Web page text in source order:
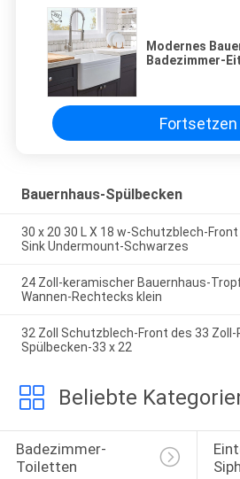
Modernes
Badezimmer-
Fortsetzen
Bauernhaus-Spülbecken
30 x 20 30 L X 18 w-Schutzblech-
Sink Undermount-Schwarzes
24 Zoll-keramischer Bauernhaus-
Wannen-Rechtecks klein
32 Zoll Schutzblech-Front des 33
Spülbecken-33 x 22
Beliebte
Badezimmer-
Toiletten